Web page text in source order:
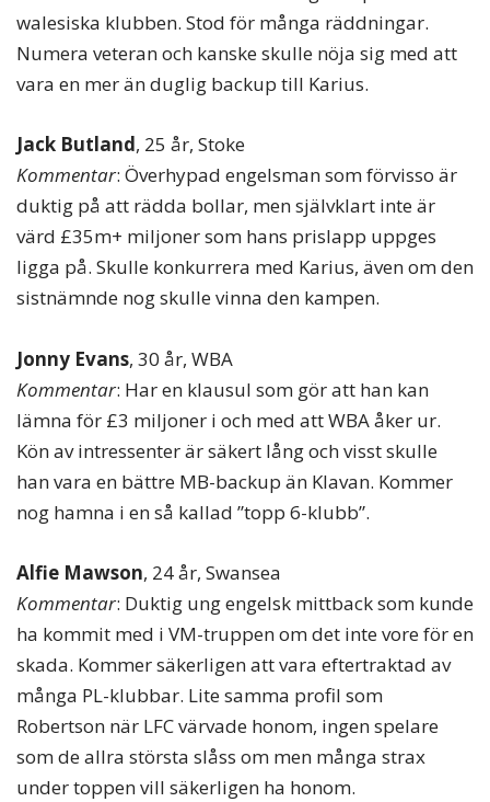
walesiska klubben. Stod för många räddningar.
Numera veteran och kanske skulle nöja sig med att
vara en mer än duglig backup till Karius.
Jack Butland, 25 år, Stoke
Kommentar: Överhypad engelsman som förvisso är
duktig på att rädda bollar, men självklart inte är
värd £35m+ miljoner som hans prislapp uppges
ligga på. Skulle konkurrera med Karius, även om den
sistnämnde nog skulle vinna den kampen.
Jonny Evans, 30 år, WBA
Kommentar: Har en klausul som gör att han kan
lämna för £3 miljoner i och med att WBA åker ur.
Kön av intressenter är säkert lång och visst skulle
han vara en bättre MB-backup än Klavan. Kommer
nog hamna i en så kallad ”topp 6-klubb”.
Alfie Mawson, 24 år, Swansea
Kommentar: Duktig ung engelsk mittback som kunde
ha kommit med i VM-truppen om det inte vore för en
skada. Kommer säkerligen att vara eftertraktad av
många PL-klubbar. Lite samma profil som
Robertson när LFC värvade honom, ingen spelare
som de allra största slåss om men många strax
under toppen vill säkerligen ha honom.